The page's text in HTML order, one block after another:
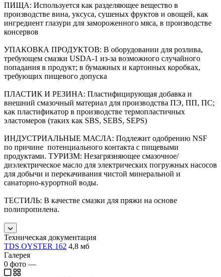
ПИЩА: Используется как разделяющее вещество в
производстве вина, уксуса, сушеных фруктов и овощей, как
ингредиент глазури для замороженного мяса, в производстве
консервов
УПАКОВКА ПРОДУКТОВ: В оборудовании для розлива,
требующем смазки USDA-1 из-за возможного случайного
попадания в продукт; в бумажных и картонных коробках,
требующих пищевого допуска
ПЛАСТИК И РЕЗИНА: Пластифицирующая добавка и
внешний смазочный материал для производства ПЭ, ПП, ПС;
как пластификатор в производстве термопластичных
эластомеров (таких как SBS, SEBS, SEPS)
ИНДУСТРИАЛЬНЫЕ МАСЛА: Подлежит одобрению NSF
по причине потенциального контакта с пищевыми
продуктами. ТУРИЗМ: Незагрязняющее смазочное/
диэлектрическое масло для электрических погружных насосов
для добычи и перекачивания чистой минеральной и
санаторно-курортной воды.
ТЕСТИЛЬ: В качестве смазки для пряжи на основе
полипропилена.
Техническая документация
TDS OYSTER 162 4,8 мб
Галерея
0 фото —